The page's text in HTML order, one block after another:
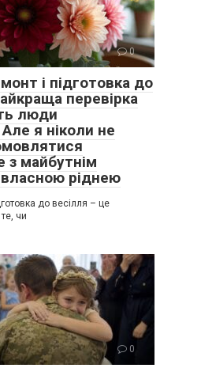
0
і підготовка до
перевірка
люди
я ніколи не
з майбутнім
ріднею
до весілля – це
чи
0